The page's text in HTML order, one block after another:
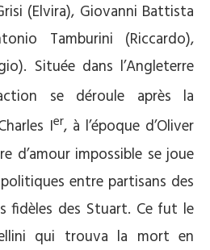
(Elvira), Giovanni Battista
Tamburini (Riccardo),
Située dans l’Angleterre
se déroule après la
Ier, à l’époque d’Oliver
d’amour impossible se joue
entre partisans des
fidèles des Stuart. Ce fut le
qui trouva la mort en